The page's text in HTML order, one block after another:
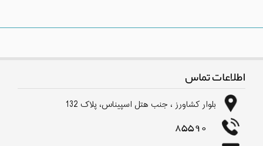
اطلاعات تماس
بلوار كشاورز ، جنب هتل اسپیناس، پلاک 132
85590